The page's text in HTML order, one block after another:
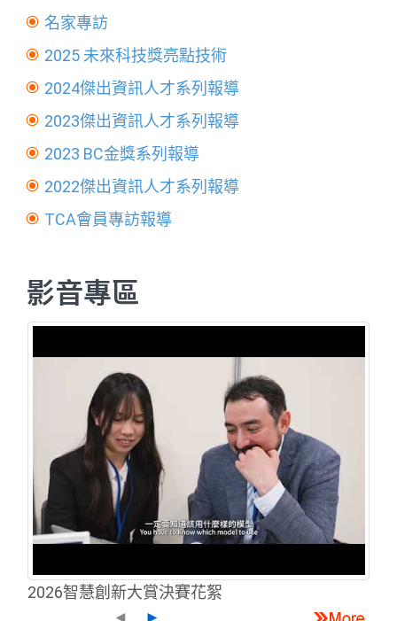
名家專訪
2025 未來科技獎亮點技術
2024傑出資訊人才系列報導
2023傑出資訊人才系列報導
2023 BC金獎系列報導
2022傑出資訊人才系列報導
TCA會員專訪報導
影音專區
2026智慧創新大賞決賽花絮
◄
►